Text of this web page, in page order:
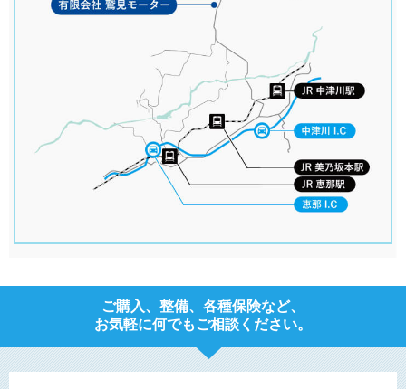
ご購入、整備、各種保険など、
お気軽に何でもご相談ください。